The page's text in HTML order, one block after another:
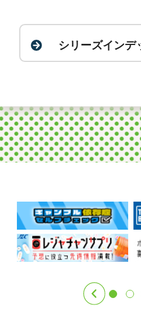
シリーズインデ